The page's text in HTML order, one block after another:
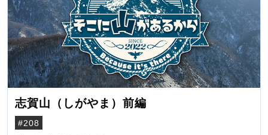
志賀山（しがやま）前編
#208